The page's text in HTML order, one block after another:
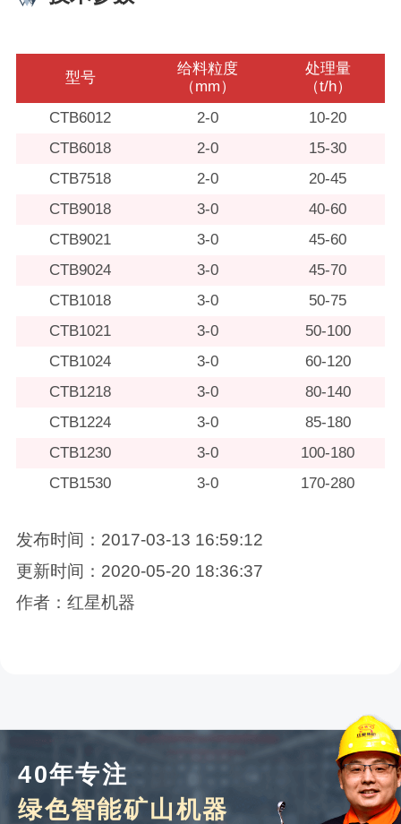
型号
给料粒度
（mm）
处理量
（t/h）
CTB6012
2-0
10-20
CTB6018
2-0
15-30
CTB7518
2-0
20-45
CTB9018
3-0
40-60
CTB9021
3-0
45-60
CTB9024
3-0
45-70
CTB1018
3-0
50-75
CTB1021
3-0
50-100
CTB1024
3-0
60-120
CTB1218
3-0
80-140
CTB1224
3-0
85-180
CTB1230
3-0
100-180
CTB1530
3-0 170-280
发布时间：2017-03-13 16:59:12
更新时间：2020-05-20 18:36:37
作者：红星机器
40年专注
绿色智能矿山机器